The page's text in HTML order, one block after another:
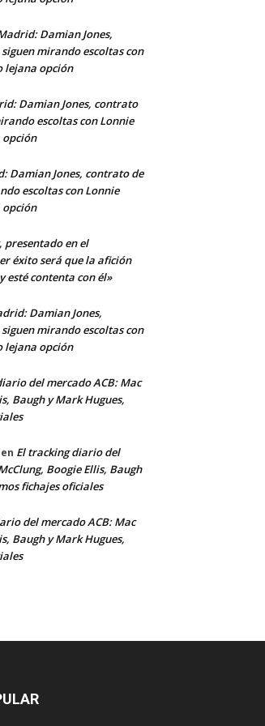
Damian Jones,
mirando escoltas con
lejana opción
Damian Jones, contrato
escoltas con Lonnie
opción
Damian Jones, contrato de
escoltas con Lonnie
opción
presentado en el
éxito será que la afición
esté contenta con él»
Damian Jones,
mirando escoltas con
lejana opción
del mercado ACB: Mac
Baugh y Mark Hugues,
en El tracking diario del
Boogie Ellis, Baugh
fichajes oficiales
del mercado ACB: Mac
Baugh y Mark Hugues,